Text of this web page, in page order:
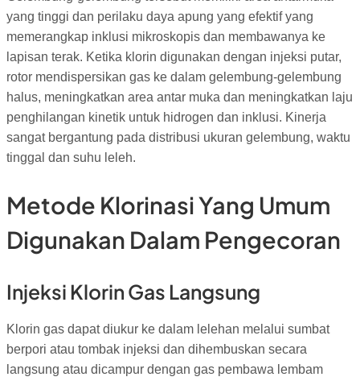
yang tinggi dan perilaku daya apung yang efektif yang
memerangkap inklusi mikroskopis dan membawanya ke
lapisan terak. Ketika klorin digunakan dengan injeksi putar,
rotor mendispersikan gas ke dalam gelembung-gelembung
halus, meningkatkan area antar muka dan meningkatkan laju
penghilangan kinetik untuk hidrogen dan inklusi. Kinerja
sangat bergantung pada distribusi ukuran gelembung, waktu
tinggal dan suhu leleh.
Metode Klorinasi Yang Umum
Digunakan Dalam Pengecoran
Injeksi Klorin Gas Langsung
Klorin gas dapat diukur ke dalam lelehan melalui sumbat
berpori atau tombak injeksi dan dihembuskan secara
langsung atau dicampur dengan gas pembawa lembam